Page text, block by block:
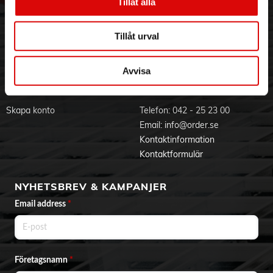
Tillåt urval
Avvisa
Visselblåsning
Varumärken
Godsefterlysning & Felleverans
Integritetspolicy
BLI KUND
Skapa konto Telefon: 042 - 25 23 00
Email: info@order.se
Kontaktinformation
Kontaktformulär
NYHETSBREV & KAMPANJER
Email address *
Företagsnamn*